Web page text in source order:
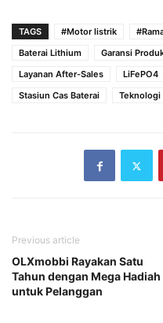
TAGS #Motor listrik
Baterai Lithium
Garansi
Layanan After-Sales
LiFePO4
Stasiun Cas Baterai
Teknologi
Previous article
OLXmobbi Rayakan Satu
Tahun dengan Mega Hadiah
untuk Pelanggan